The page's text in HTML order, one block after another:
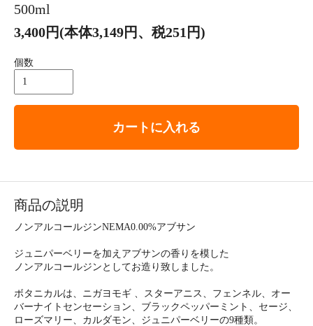
500ml
3,400円(本体3,149円、税251円)
個数
カートに入れる
商品の説明
ノンアルコールジンNEMA0.00%アブサン
ジュニパーベリーを加えアブサンの香りを模した
ノンアルコールジンとしてお造り致しました。
ボタニカルは、ニガヨモギ 、スターアニス、フェンネル、オー
バーナイトセンセーション、ブラックペッパーミント、セージ、
ローズマリー、カルダモン、ジュニパーベリーの9種類。